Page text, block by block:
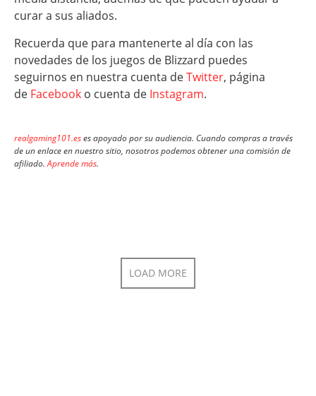
curar a sus aliados.
Recuerda que para mantenerte al día con las
novedades de los juegos de Blizzard puedes
seguirnos en nuestra cuenta deTwitter, página
de Facebook o cuenta de Instagram.
realgaming101.eses apoyado por su audiencia. Cuando compras a través
de un enlace en nuestro sitio, nosotros podemos obtener una comisión de
afiliado.Aprende más.
LOAD MORE